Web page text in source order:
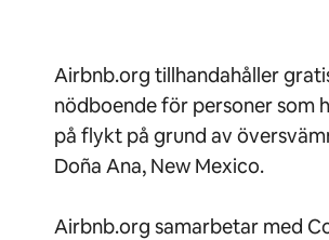
Airbnb.org tillhandahåller
nödboende för personer som
på flykt på grund av
Doña Ana, New Mexico.
Airbnb.org samarbetar med